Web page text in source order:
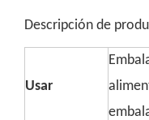
Descripción de
Usar